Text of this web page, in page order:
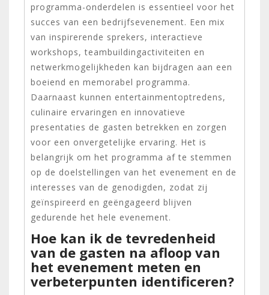
programma-onderdelen is essentieel voor het
succes van een bedrijfsevenement. Een mix
van inspirerende sprekers, interactieve
workshops, teambuildingactiviteiten en
netwerkmogelijkheden kan bijdragen aan een
boeiend en memorabel programma.
Daarnaast kunnen entertainmentoptredens,
culinaire ervaringen en innovatieve
presentaties de gasten betrekken en zorgen
voor een onvergetelijke ervaring. Het is
belangrijk om het programma af te stemmen
op de doelstellingen van het evenement en de
interesses van de genodigden, zodat zij
geïnspireerd en geëngageerd blijven
gedurende het hele evenement.
Hoe kan ik de tevredenheid
van de gasten na afloop van
het evenement meten en
verbeterpunten identificeren?